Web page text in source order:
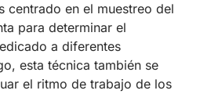
centrado en el muestreo del
para determinar el
a diferentes
esta técnica también se
el ritmo de trabajo de los